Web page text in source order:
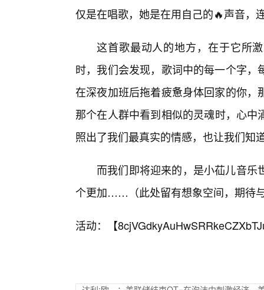
仅是在唱歌，她是在用自己的🔥声音，
这首歌最动人的地方，在于它所
时，我们会发现，歌词中的每一个字
在深夜加班后拖着疲惫身体回家的你
那个在人群中看到相似的灵魂时，心
照出了我们最真实的情感，也让我们知
而我们即将迎来的，是小苮儿音
个更加……（此处留有想象空间，期待
活动：【